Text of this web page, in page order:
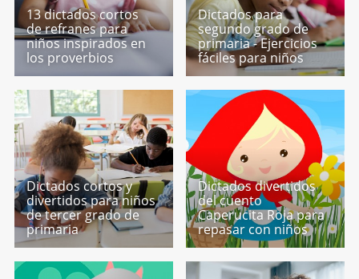
13 dictados cortos
de refranes para
niños inspirados en
los proverbios
Dictados para
segundo grado de
primaria - Ejercicios
fáciles para niños
Dictados cortos y
divertidos para niños
de tercer grado de
primaria
Dictados divertidos
del cuento
Caperucita Roja para
repasar con niños